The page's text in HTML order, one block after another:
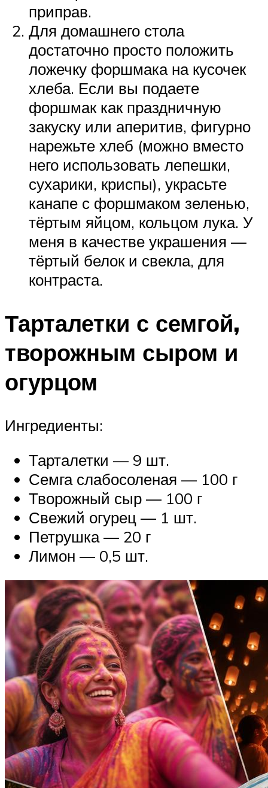
приправ.
Для домашнего стола
достаточно просто положить
ложечку форшмака на кусочек
хлеба. Если вы подаете
форшмак как праздничную
закуску или аперитив, фигурно
нарежьте хлеб (можно вместо
него использовать лепешки,
сухарики, криспы), украсьте
канапе с форшмаком зеленью,
тёртым яйцом, кольцом лука. У
меня в качестве украшения —
тёртый белок и свекла, для
контраста.
Тарталетки с семгой,
творожным сыром и
огурцом
Ингредиенты:
Тарталетки — 9 шт.
Семга слабосоленая — 100 г
Творожный сыр — 100 г
Свежий огурец — 1 шт.
Петрушка — 20 г
Лимон — 0,5 шт.